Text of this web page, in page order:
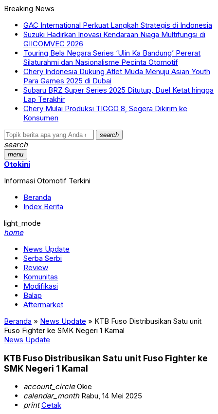
Breaking News
GAC International Perkuat Langkah Strategis di Indonesia
Suzuki Hadirkan Inovasi Kendaraan Niaga Multifungsi di
GIICOMVEC 2026
Touring Bela Negara Series ‘Ulin Ka Bandung’ Pererat
Silaturahmi dan Nasionalisme Pecinta Otomotif
Chery Indonesia Dukung Atlet Muda Menuju Asian Youth
Para Games 2025 di Dubai
Subaru BRZ Super Series 2025 Ditutup, Duel Ketat hingga
Lap Terakhir
Chery Mulai Produksi TIGGO 8, Segera Dikirim ke
Konsumen
search
search
menu
Otokini
Informasi Otomotif Terkini
Beranda
Index Berita
light_mode
home
News Update
Serba Serbi
Review
Komunitas
Modifikasi
Balap
Aftermarket
Beranda » News Update » KTB Fuso Distribusikan Satu unit
Fuso Fighter ke SMK Negeri 1 Kamal
News Update
KTB Fuso Distribusikan Satu unit Fuso Fighter ke
SMK Negeri 1 Kamal
account_circleOkie
calendar_monthRabu, 14 Mei 2025
print Cetak